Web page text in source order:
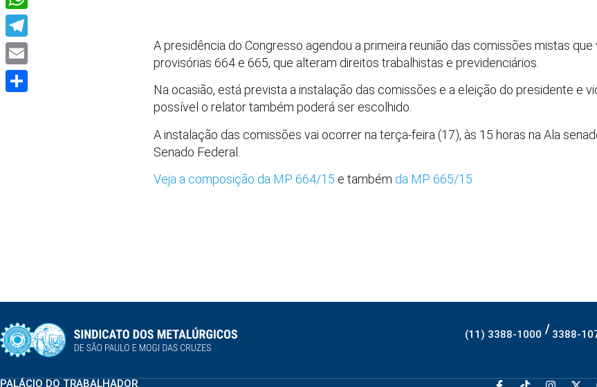
A presidência do Congresso agendou a primeira reunião das comissões mistas que
provisórias 664 e 665, que alteram direitos trabalhistas e previdenciários.
Na ocasião, está prevista a instalação das comissões e a eleição do presidente e
possível o relator também poderá ser escolhido.
A instalação das comissões vai ocorrer na terça-feira (17), às 15 horas na Ala
Senado Federal.
Veja a composição da MP 664/15 e também da MP 665/15
(11) 3388-1000 / 3388-
PALÁCIO DO TRABALHADOR
WhatsApp
Telegram
Email